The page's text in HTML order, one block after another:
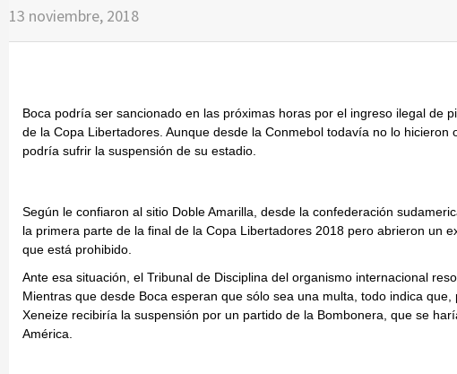
13 noviembre, 2018
Boca podría ser sancionado en las próximas horas por el ingreso ilegal de
de la Copa Libertadores. Aunque desde la Conmebol todavía no lo
podría sufrir la suspensión de su estadio.
Según le confiaron al sitio Doble Amarilla, desde la confederación
la primera parte de la final de la Copa Libertadores 2018 pero abrieron un
que está prohibido.
Ante esa situación, el Tribunal de Disciplina del organismo internacional
Mientras que desde Boca esperan que sólo sea una multa, todo indica
Xeneize recibiría la suspensión por un partido de la Bombonera, que se
América.